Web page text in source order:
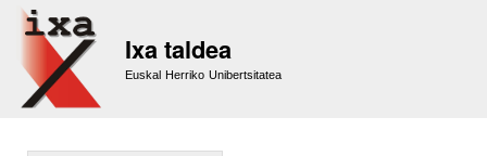
Ixa taldea
Euskal Herriko Unibertsitatea